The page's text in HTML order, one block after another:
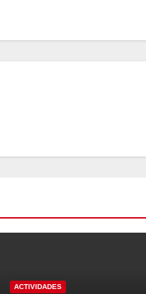
ACTIVIDADES